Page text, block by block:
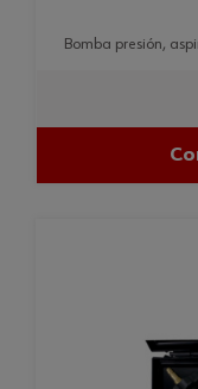
bomba presión,